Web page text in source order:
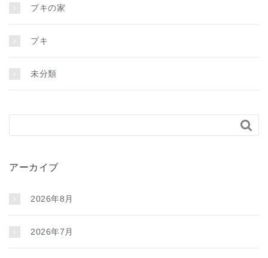
プキの家
プキ
未分類

アーカイブ
2026年8月
2026年7月